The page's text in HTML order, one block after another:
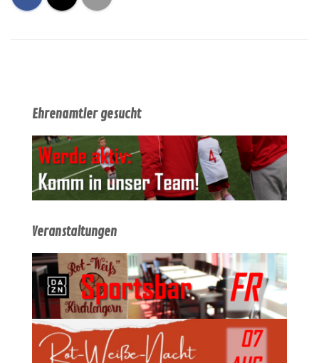
Ehrenamtler gesucht
Veranstaltungen